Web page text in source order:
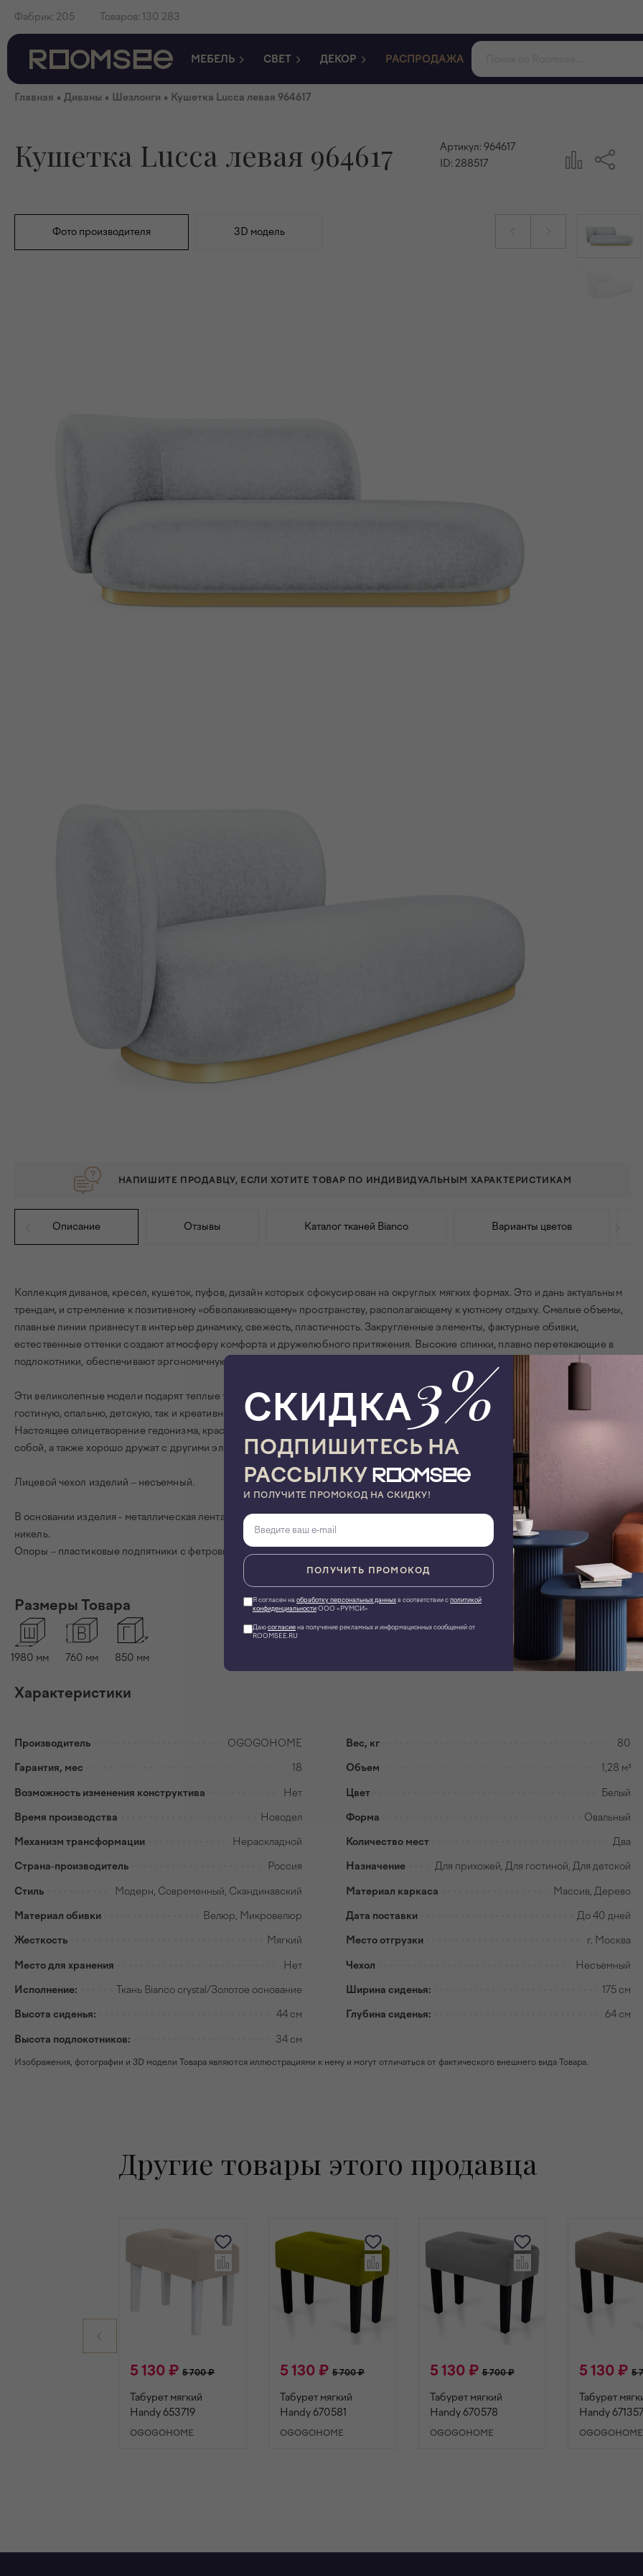
Фабрик: 205 Товаров: 130 283
МЕБЕЛЬ СВЕТ ДЕКОР РАСПРОДАЖА
Главная • Диваны • Шезлонги • Кушетка Lucca левая 964617
Кушетка Lucca левая 964617 Артикул: 964617
ID: 288517
Фото производителя 3D модель
НАПИШИТЕ ПРОДАВЦУ, ЕСЛИ ХОТИТЕ ТОВАР ПО ИНДИВИДУАЛЬНЫМ ХАРАКТЕРИСТИКАМ
Описание Отзывы Каталог тканей Bianco Варианты цветов
Коллекция диванов, кресел, кушеток, пуфов, дизайн которых сфокусирован на округлых мягких формах. Это и дань актуальным
трендам, и стремление к позитивному «обволакивающему» пространству, располагающему к уютному отдыху. Смелые объемы,
плавные линии привнесут в интерьер динамику, свежесть, пластичность. Закругленные элементы, фактурные обивки,
естественные оттенки создают атмосферу комфорта и дружелюбного притяжения. Высокие спинки, плавно перетекающие в
подлокотники, обеспечивают эргономичную поддержку и чувство безопасности, уединения.
Эти великолепные модели подарят теплые тактильные ощущения. С помощью Lucca можно стильно оформить как домашнюю
гостиную, спальню, детскую, так и креативное пространство, творческую студию, галерею, салон, лаундж-зону, бутик.
Настоящее олицетворение гедонизма, красоты и элегантности. Предметы из коллекции гармонично комбинируются между
собой, а также хорошо дружат с другими элементами разных стилистических направлений.
Лицевой чехол изделий – несъемный.
В основании изделия - металлическая лента из нержавеющей стали с разными цветами покрытий: матовое золото, медь, графит,
никель.
Опоры – пластиковые подпятники с фетровыми накладками.
Размеры Товара
1980 мм 760 мм 850 мм
Характеристики
Производитель OGOGOHOME Вес, кг 80
Гарантия, мес 18 Объем 1,28 м³
Возможность изменения конструктива Нет Цвет Белый
Время производства Новодел Форма Овальный
Механизм трансформации Нераскладной Количество мест Два
Страна-производитель Россия Назначение Для прихожей, Для гостиной, Для детской
Стиль Модерн, Современный, Скандинавский Материал каркаса Массив, Дерево
Материал обивки Велюр, Микровелюр Дата поставки До 40 дней
Жесткость Мягкий Место отгрузки г. Москва
Место для хранения Нет Чехол Несъемный
Исполнение: Ткань Bianco crystal/Золотое основание Ширина сиденья: 175 см
Высота сиденья: 44 см Глубина сиденья: 64 см
Высота подлокотников: 34 см
Изображения, фотографии и 3D модели Товара являются иллюстрациями к нему и могут отличаться от фактического внешнего вида Товара.
Другие товары этого продавца
5 130 ₽ 5 700 ₽
Табурет мягкий
Handy 653719
OGOGOHOME
5 130 ₽ 5 700 ₽
Табурет мягкий
Handy 670581
OGOGOHOME
5 130 ₽ 5 700 ₽
Табурет мягкий
Handy 670578
OGOGOHOME
5 130 ₽ 5
Табурет
Handy
OGOGOHOME
СКИДКА3%
ПОДПИШИТЕСЬ НА
РАССЫЛКУ
И ПОЛУЧИТЕ ПРОМОКОД НА СКИДКУ!
ПОЛУЧИТЬ ПРОМОКОД
Я согласен на обработку персональных данныхв соответствии сполитикой
конфиденциальностиООО «РУМСИ»
Даюсогласиена получение рекламных и информационных сообщений от
ROOMSEE.RU